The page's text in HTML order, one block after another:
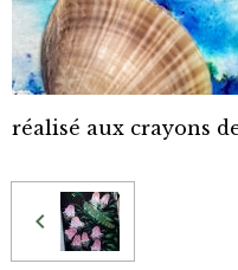
réalisé aux crayons